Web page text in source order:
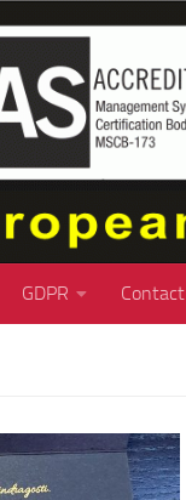
GDPR Contact